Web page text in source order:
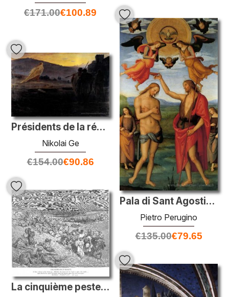
€171.00€100.89
Pala di Sant Agostino (baptême du Christ)
Pietro Perugino
€135.00€79.65
Présidents de la résurrection
Nikolai Ge
€154.00€90.86
La cinquième peste. Maladie du bétail